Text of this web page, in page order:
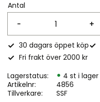
Antal
+
-
30 dagars öppet köp
Fri frakt över 2000 kr
Lagerstatus
4 st i lager
Artikelnr
4856
Tillverkare
SSF